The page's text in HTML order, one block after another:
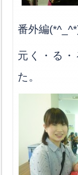
番外編
元く・る
た。